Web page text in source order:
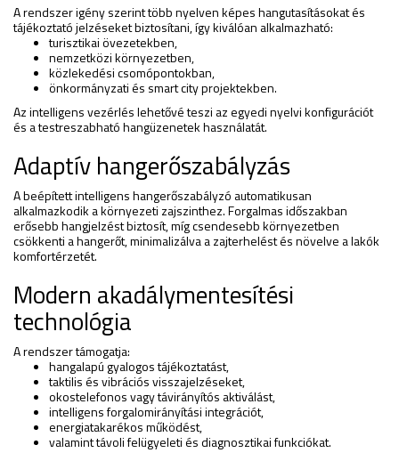
A rendszer igény szerint több nyelven képes hangutasításokat és
tájékoztató jelzéseket biztosítani, így kiválóan alkalmazható:
turisztikai övezetekben,
nemzetközi környezetben,
közlekedési csomópontokban,
önkormányzati és smart city projektekben.
Az intelligens vezérlés lehetővé teszi az egyedi nyelvi konfigurációt
és a testreszabható hangüzenetek használatát.
Adaptív hangerőszabályzás
A beépített intelligens hangerőszabályzó automatikusan
alkalmazkodik a környezeti zajszinthez. Forgalmas időszakban
erősebb hangjelzést biztosít, míg csendesebb környezetben
csökkenti a hangerőt, minimalizálva a zajterhelést és növelve a lakók
komfortérzetét.
Modern akadálymentesítési
technológia
A rendszer támogatja:
hangalapú gyalogos tájékoztatást,
taktilis és vibrációs visszajelzéseket,
okostelefonos vagy távirányítós aktiválást,
intelligens forgalomirányítási integrációt,
energiatakarékos működést,
valamint távoli felügyeleti és diagnosztikai funkciókat.